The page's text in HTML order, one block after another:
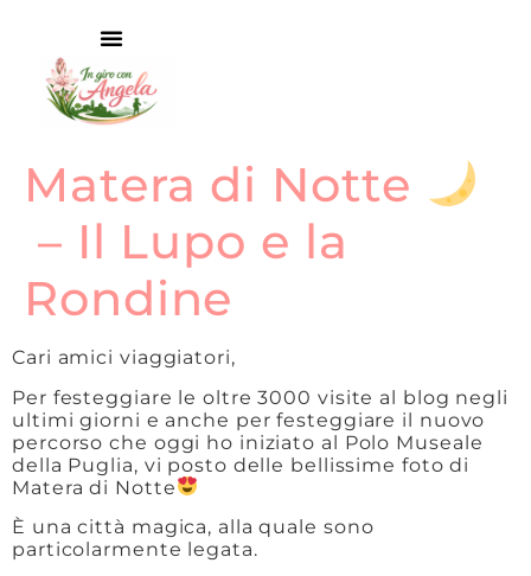
Matera di Notte
– Il Lupo e la
Rondine
Cari amici viaggiatori,
Per festeggiare le oltre 3000 visite al blog negli
ultimi giorni e anche per festeggiare il nuovo
percorso che oggi ho iniziato al Polo Museale
della Puglia, vi posto delle bellissime foto di
Matera di Notte
È una città magica, alla quale sono
particolarmente legata.